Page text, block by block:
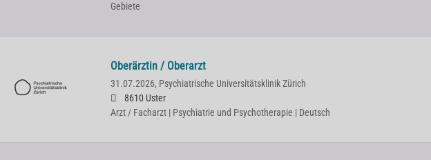
Gebiete
Oberärztin / Oberarzt
31.07.2026, Psychiatrische Universitätsklinik Zürich
8610 Uster
Arzt / Facharzt | Psychiatrie und Psychotherapie | Deutsch